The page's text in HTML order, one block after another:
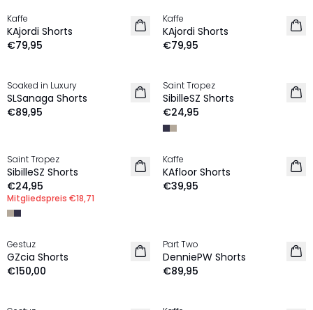
NEU
Kaffe
KAjordi Shorts
€79,95
NEU
Kaffe
KAjordi Shorts
€79,95
NEU
Soaked in Luxury
SLSanaga Shorts
€89,95
NEU
Saint Tropez
SibilleSZ Shorts
€24,95
NEU
Saint Tropez
SibilleSZ Shorts
€24,95
Mitgliedspreis €18,71
NEU
Kaffe
KAfloor Shorts
€39,95
NEU
Gestuz
GZcia Shorts
€150,00
NEU
Part Two
DenniePW Shorts
€89,95